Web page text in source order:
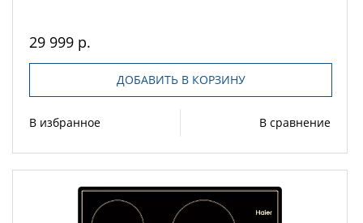
29 999 р.
ДОБАВИТЬ В КОРЗИНУ
В избранное В сравнение